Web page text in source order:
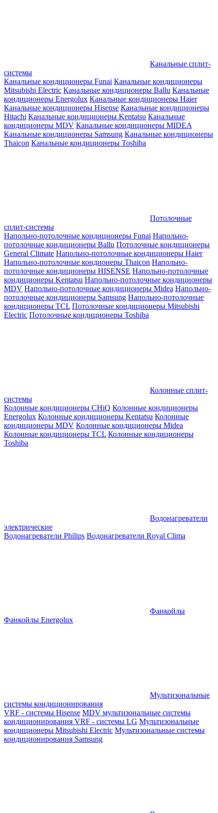
Канальные сплит-
системы
Канальные кондиционеры Funai Канальные кондиционеры
Mitsubishi Electric Канальные кондиционеры Ballu Канальные
кондиционеры Energolux Канальные кондиционеры Haier
Канальные кондиционеры Hisense Канальные кондиционеры
Hitachi Канальные кондиционеры Kentatsu Канальные
кондиционеры MDV Канальные кондиционеры MIDEA
Канальные кондиционеры Samsung Канальные кондиционеры
Thaicon Канальные кондиционеры Toshiba
Потолочные
сплит-системы
Напольно-потолочные кондиционеры Funai Напольно-
потолочные кондиционеры Ballu Потолочные кондиционеры
General Climate Напольно-потолочные кондиционеры Haier
Напольно-потолочные кондионеры Thaicon Напольно-
потолочные кондиционеры HISENSE Напольно-потолочные
кондиционеры Kentatsu Напольно-потолочные кондиционеры
MDV Напольно-потолочные кондиционеры Midea Напольно-
потолочные кондиционеры Samsung Напольно-потолочные
кондиционеры TCL Потолочные кондиционеры Mitsubishi
Electric Потолочные кондиционеры Toshiba
Колонные сплит-
системы
Колонные кондиционеры CHiQ Колонные кондиционеры
Energolux Колонные кондиционеры Kentatsu Колонные
кондиционеры MDV Колонные кондиционеры Midea
Колонные кондиционеры TCL Колонные кондиционеры
Toshiba
Водонагреватели
электрические
Водонагреватели Philips Водонагреватели Royal Clima
Фанкойлы
Фанкойлы Energolux
Мультизональные
системы кондиционирования
VRF - системы Hisense MDV мультизональные системы
кондиционирования VRF - системы LG Мультизональные
кондиционеры Mitsubishi Electric Мультизональные системы
кондиционирования Samsung